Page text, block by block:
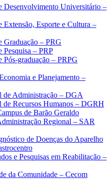
Desenvolvimento Universitário –
Extensão, Esporte e Cultura –
Graduação – PRG
Pesquisa – PRP
Pós-graduação – PRPG
e Planejamento –
de Administração – DGA
de Recursos Humanos – DGRH
de Barão Geraldo
Regional – SAR
de Doenças do Aparelho
e Pesquisas em Reabilitação –
da Comunidade – Cecom